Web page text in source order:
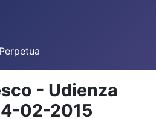
- Udienza
02-2015